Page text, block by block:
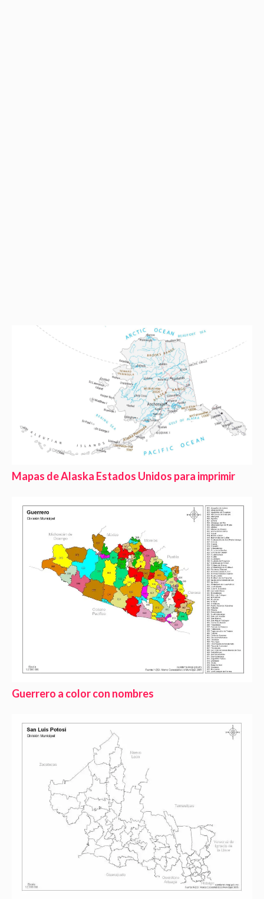
Mapas de Alaska Estados Unidos para imprimir
Guerrero a color con nombres